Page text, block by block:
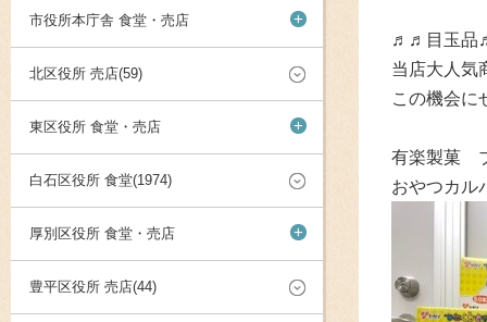
市役所本庁舎 食堂・売店 +
北区役所 売店(59)
東区役所 食堂・売店 +
白石区役所 食堂(1974)
厚別区役所 食堂・売店 +
豊平区役所 売店(44)
♬♬目玉
当店大人気
この機会に
有楽製菓
おやつカ